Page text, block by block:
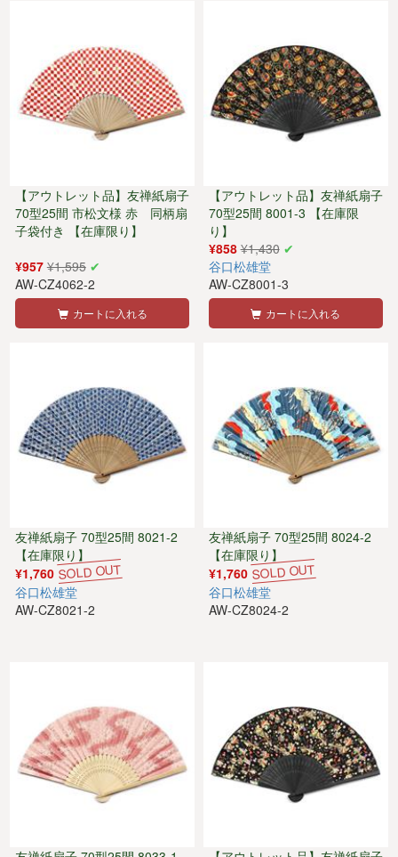
【アウトレット品】友禅紙扇子
70型25間 市松文様 赤 同柄扇
子袋付き 【在庫限り】
¥957 ¥1,595
AW-CZ4062-2
カートに入れる
【アウトレット品】友禅紙扇子
70型25間 8001-3 【在庫限
り】
¥858 ¥1,430
谷口松雄堂
AW-CZ8001-3
カートに入れる
友禅紙扇子 70型25間 8021-2
【在庫限り】
¥1,760
谷口松雄堂
AW-CZ8021-2
友禅紙扇子 70型25間 8024-2
【在庫限り】
¥1,760
谷口松雄堂
AW-CZ8024-2